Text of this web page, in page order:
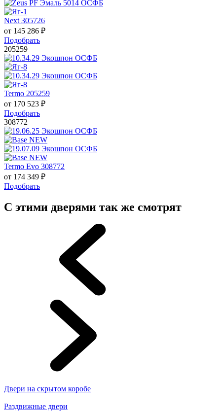
Next 305726
от 145 286 ₽
Подобрать
205259
Termo 205259
от 170 523 ₽
Подобрать
308772
Termo Evo 308772
от 174 349 ₽
Подобрать
С этими дверями так же смотрят
Двери на скрытом коробе
Раздвижные двери